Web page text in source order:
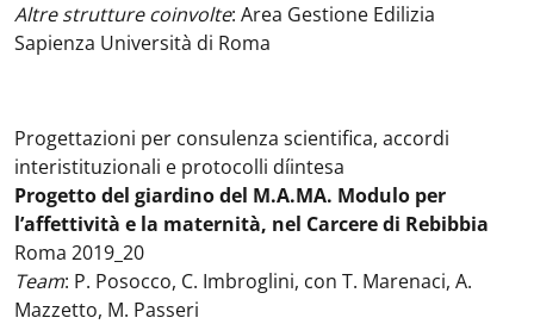
Altre strutture coinvolte: Area Gestione Edilizia
Sapienza Università di Roma
Progettazioni per consulenza scientifica, accordi
interistituzionali e protocolli díintesa
Progetto del giardino del M.A.MA. Modulo per
l’affettività e la maternità, nel Carcere di Rebibbia
Roma 2019_20
Team: P. Posocco, C. Imbroglini, con T. Marenaci, A.
Mazzetto, M. Passeri